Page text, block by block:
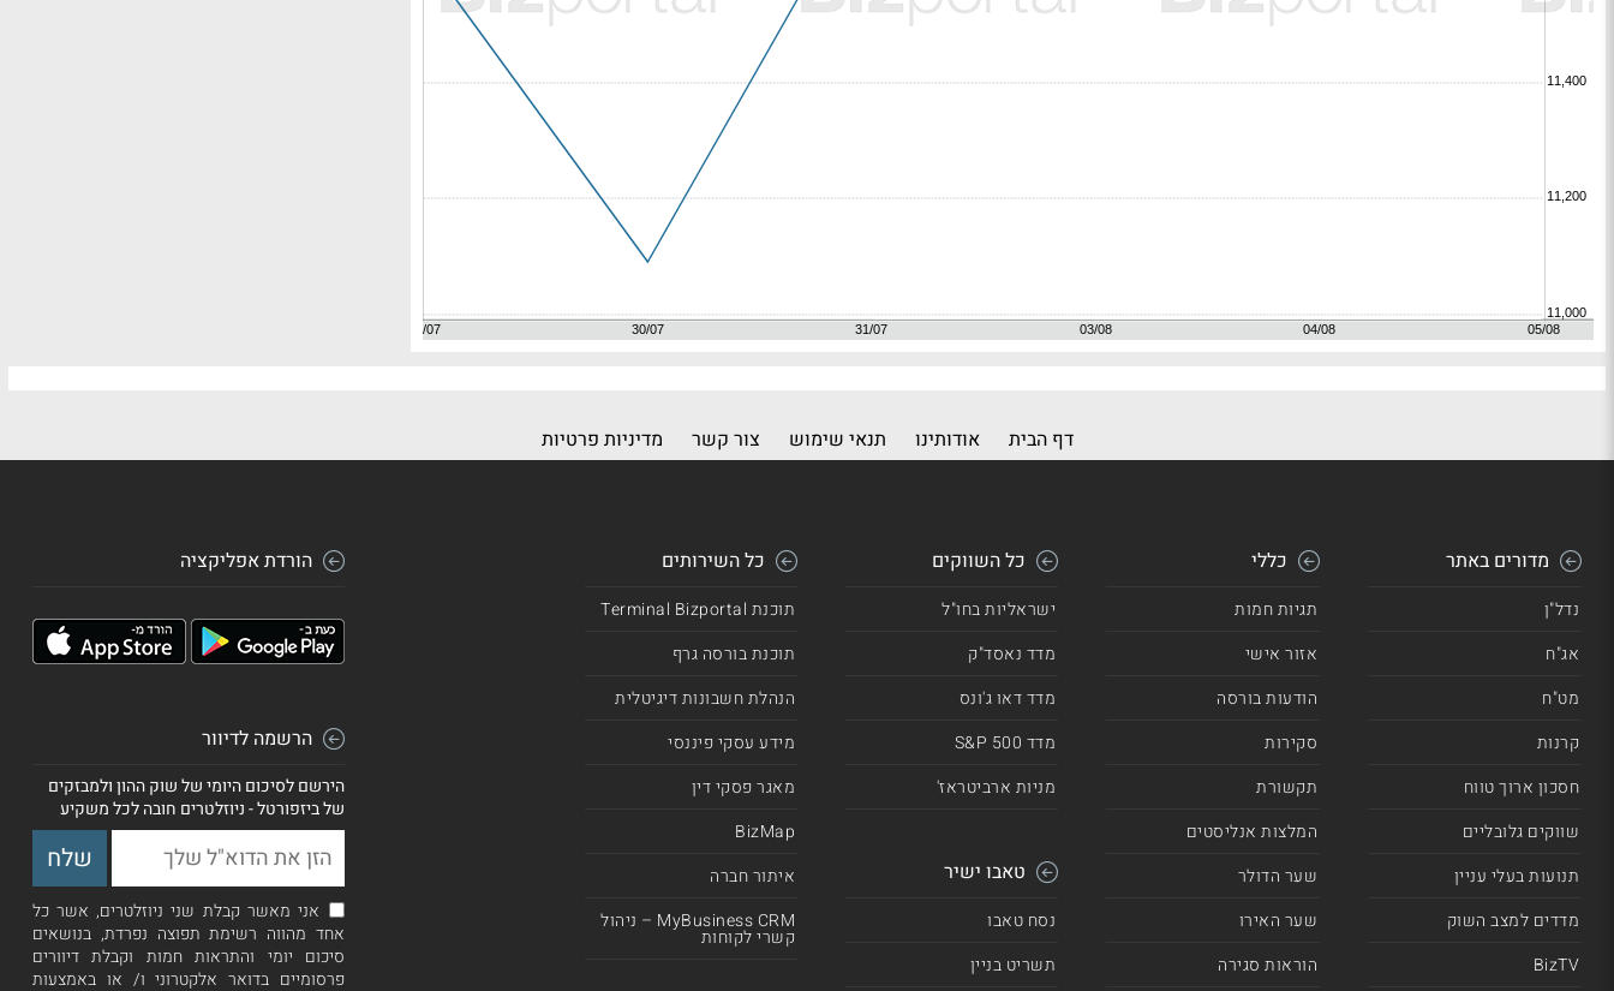
דף הבית אודותינו תנאי שימוש צור קשר מדיניות פרטיות
מדורים באתר
נדל"ן
אג"ח
מט"ח
קרנות
חסכון ארוך טווח
שווקים גלובליים
תנועות בעלי עניין
מדדים למצב השוק
BizTV
כללי
תגיות חמות
אזור אישי
הודעות בורסה
סקירות
תקשורת
המלצות אנליסטים
שער הדולר
שער האירו
הוראות סגירה
כל השווקים
ישראליות בחו"ל
מדד נאסד"ק
מדד דאו ג'ונס
מדד 500 S&P
מניות ארביטראז'
טאבו ישיר
נסח טאבו
תשריט בניין
כל השירותים
תוכנת Terminal Bizportal
תוכנת בורסה גרף
הנהלת חשבונות דיגיטלית
מידע עסקי פיננסי
מאגר פסקי דין
BizMap
איתור חברה
MyBusiness CRM – ניהול
קשרי לקוחות
הורדת אפליקציה
הרשמה לדיוור
הירשם לסיכום היומי של שוק ההון ולמבזקים
של ביזפורטל - ניוזלטרים חובה לכל משקיע
אני מאשר קבלת שני ניוזלטרים, אשר כל
אחד מהווה רשימת תפוצה נפרדת, בנושאים
סיכום יומי והתראות חמות וקבלת דיוורים
פרסומיים בדואר אלקטרוני ו/ או באמצעות